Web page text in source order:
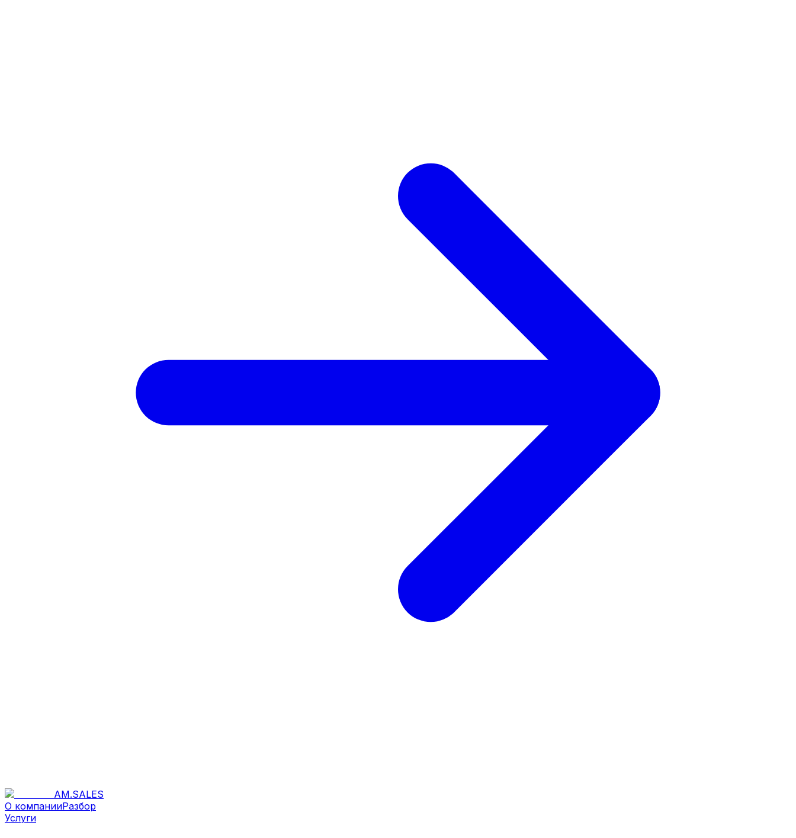
AM.SALES
О компанииРазбор
Услуги